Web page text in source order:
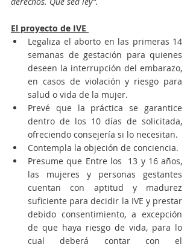
El proyecto de IVE
Legaliza el aborto en las primeras 14
semanas de gestación para quienes
deseen la interrupción del embarazo,
en casos de violación y riesgo para
salud o vida de la mujer.
Prevé que la práctica se garantice
dentro de los 10 días de solicitada,
ofreciendo consejería si lo necesitan.
Contempla la objeción de conciencia.
Presume que Entre los  13 y 16 años,
las mujeres y personas gestantes
cuentan con aptitud y madurez
suficiente para decidir la IVE y prestar
debido consentimiento, a excepción
de que haya riesgo de vida, para lo
cual deberá contar con el